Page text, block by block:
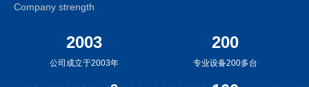
Company strength
2003
公司成立于2003年
200
专业设备200多台